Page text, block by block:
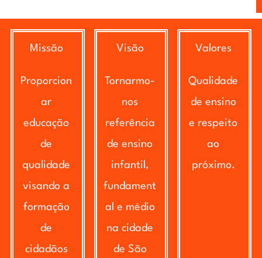
Missão
Proporcion
ar
educação
de
qualidade
visando a
formação
de
cidadãos
Visão
Tornarmo-
nos
referência
de ensino
infantil,
fundament
al e médio
na cidade
de São
Valores
Qualidade
de ensino
e respeito
ao
próximo.